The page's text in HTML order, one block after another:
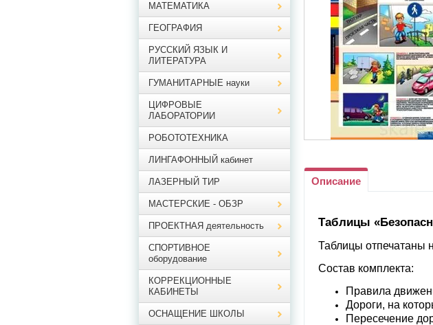
МАТЕМАТИКА
ГЕОГРАФИЯ
РУССКИЙ ЯЗЫК И
ЛИТЕРАТУРА
ГУМАНИТАРНЫЕ науки
ЦИФРОВЫЕ
ЛАБОРАТОРИИ
РОБОТОТЕХНИКА
ЛИНГАФОННЫЙ кабинет
ЛАЗЕРНЫЙ ТИР
МАСТЕРСКИЕ - ОБЗР
ПРОЕКТНАЯ деятельность
СПОРТИВНОЕ
оборудование
КОРРЕКЦИОННЫЕ
КАБИНЕТЫ
ОСНАЩЕНИЕ ШКОЛЫ
Описание
Таблицы
Таблицы отпечатаны
Состав комплекта:
Правила
Дороги, на
Пересечение